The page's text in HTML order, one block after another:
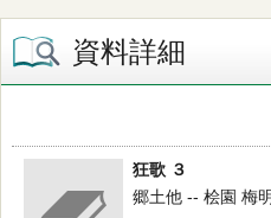
資料詳細
狂歌 ３
郷土他 -- 桧園 梅